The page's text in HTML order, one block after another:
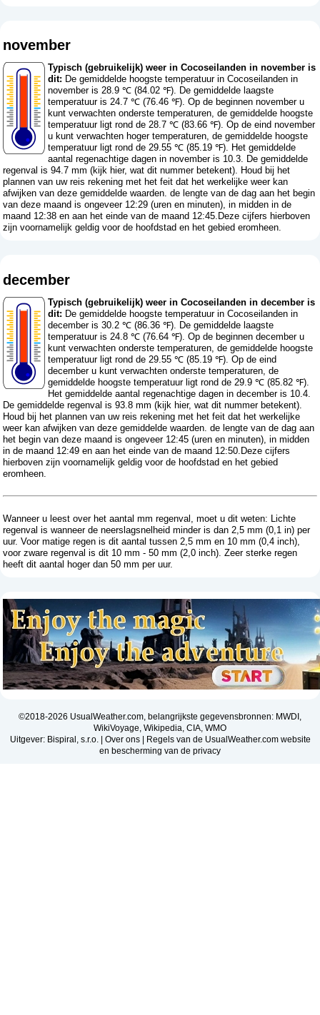
november
Typisch (gebruikelijk) weer in Cocoseilanden in november is
dit: De gemiddelde hoogste temperatuur in Cocoseilanden in
november is 28.9 ℃ (84.02 ℉). De gemiddelde laagste
temperatuur is 24.7 ℃ (76.46 ℉). Op de beginnen november u
kunt verwachten onderste temperaturen, de gemiddelde hoogste
temperatuur ligt rond de 28.7 ℃ (83.66 ℉). Op de eind november
u kunt verwachten hoger temperaturen, de gemiddelde hoogste
temperatuur ligt rond de 29.55 ℃ (85.19 ℉). Het gemiddelde
aantal regenachtige dagen in november is 10.3. De gemiddelde
regenval is 94.7 mm (kijk hier, wat dit nummer betekent). Houd bij het
plannen van uw reis rekening met het feit dat het werkelijke weer kan
afwijken van deze gemiddelde waarden. de lengte van de dag aan het begin
van deze maand is ongeveer 12:29 (uren en minuten), in midden in de
maand 12:38 en aan het einde van de maand 12:45.Deze cijfers hierboven
zijn voornamelijk geldig voor de hoofdstad en het gebied eromheen.
december
Typisch (gebruikelijk) weer in Cocoseilanden in december is
dit: De gemiddelde hoogste temperatuur in Cocoseilanden in
december is 30.2 ℃ (86.36 ℉). De gemiddelde laagste
temperatuur is 24.8 ℃ (76.64 ℉). Op de beginnen december u
kunt verwachten onderste temperaturen, de gemiddelde hoogste
temperatuur ligt rond de 29.55 ℃ (85.19 ℉). Op de eind
december u kunt verwachten onderste temperaturen, de
gemiddelde hoogste temperatuur ligt rond de 29.9 ℃ (85.82 ℉).
Het gemiddelde aantal regenachtige dagen in december is 10.4.
De gemiddelde regenval is 93.8 mm (kijk hier, wat dit nummer betekent).
Houd bij het plannen van uw reis rekening met het feit dat het werkelijke
weer kan afwijken van deze gemiddelde waarden. de lengte van de dag aan
het begin van deze maand is ongeveer 12:45 (uren en minuten), in midden
in de maand 12:49 en aan het einde van de maand 12:50.Deze cijfers
hierboven zijn voornamelijk geldig voor de hoofdstad en het gebied
eromheen.
Wanneer u leest over het aantal mm regenval, moet u dit weten: Lichte
regenval is wanneer de neerslagsnelheid minder is dan 2,5 mm (0,1 in) per
uur. Voor matige regen is dit aantal tussen 2,5 mm en 10 mm (0,4 inch),
voor zware regenval is dit 10 mm - 50 mm (2,0 inch). Zeer sterke regen
heeft dit aantal hoger dan 50 mm per uur.
©2018-2026 UsualWeather.com, belangrijkste gegevensbronnen: MWDI,
WikiVoyage, Wikipedia, CIA, WMO
Uitgever: Bispiral, s.r.o. | Over ons| Regels van de UsualWeather.com website
en bescherming van de privacy